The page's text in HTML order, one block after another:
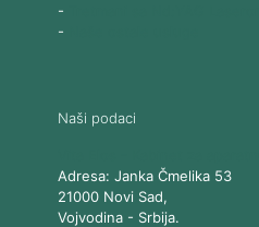
-
-
Naši podaci
Adresa: Janka Čmelika 53
21000 Novi Sad,
Vojvodina- Srbija.